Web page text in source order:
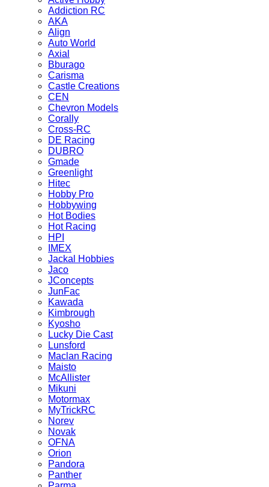
Addiction RC
AKA
Align
Auto World
Axial
Bburago
Carisma
Castle Creations
CEN
Chevron Models
Corally
Cross-RC
DE Racing
DUBRO
Gmade
Greenlight
Hitec
Hobby Pro
Hobbywing
Hot Bodies
Hot Racing
HPI
IMEX
Jackal Hobbies
Jaco
JConcepts
JunFac
Kawada
Kimbrough
Kyosho
Lucky Die Cast
Lunsford
Maclan Racing
Maisto
McAllister
Mikuni
Motormax
MyTrickRC
Norev
Novak
OFNA
Orion
Pandora
Panther